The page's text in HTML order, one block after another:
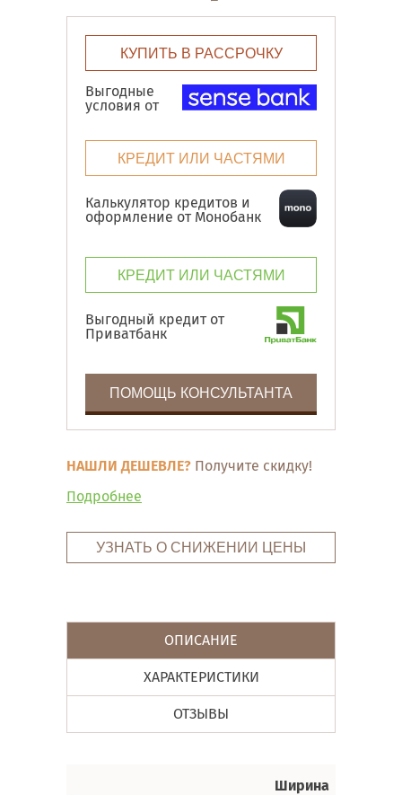
КУПИТЬ В РАССРОЧКУ
Выгодные
условия от
КРЕДИТ ИЛИ ЧАСТЯМИ
Калькулятор кредитов и
оформление от Монобанк
КРЕДИТ ИЛИ ЧАСТЯМИ
Выгодный кредит от
Приватбанк
ПОМОЩЬ КОНСУЛЬТАНТА
НАШЛИ ДЕШЕВЛЕ? Получите скидку!
Подробнее
УЗНАТЬ О СНИЖЕНИИ ЦЕНЫ
ОПИСАНИЕ
ХАРАКТЕРИСТИКИ
ОТЗЫВЫ
Ширина